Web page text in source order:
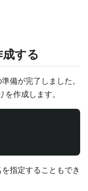
する
備が完了しました。
作成します。
指定することもでき